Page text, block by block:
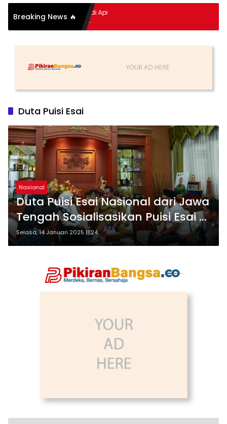
Breaking News 🔥
Hidup Meledak Jadi Api
Tragedi Menteng-
Maling Ayam di Bali
Duta Puisi Esai
Nasional
Duta Puisi Esai Nasional dari Jawa
Tengah Sosialisasikan Puisi Esai di
Blora
Selasa, 14 Januari 2025 11:24